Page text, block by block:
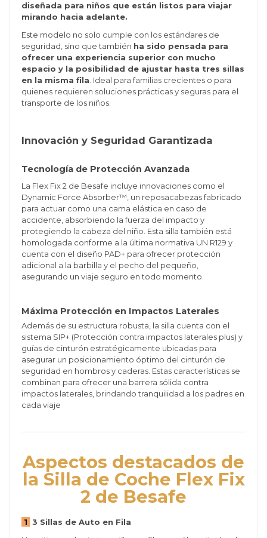
diseñada para niños que están listos para viajar
mirando hacia adelante.
Este modelo no solo cumple con los estándares de
seguridad, sino que también ha sido pensada para
ofrecer una experiencia superior con mucho
espacio y la posibilidad de ajustar hasta tres sillas
en la misma fila . Ideal para familias crecientes o para
quienes requieren soluciones prácticas y seguras para el
transporte de los niños.
Innovación y Seguridad Garantizada
Tecnología de Protección Avanzada
La Flex Fix 2 de Besafe incluye innovaciones como el
Dynamic Force Absorber™, un reposacabezas fabricado
para actuar como una cama elástica en caso de
accidente, absorbiendo la fuerza del impacto y
protegiendo la cabeza del niño. Esta silla también está
homologada conforme a la última normativa UN R129 y
cuenta con el diseño PAD+ para ofrecer protección
adicional a la barbilla y el pecho del pequeño,
asegurando un viaje seguro en todo momento.
Máxima Protección en Impactos Laterales
Además de su estructura robusta, la silla cuenta con el
sistema SIP+ (Protección contra impactos laterales plus) y
guías de cinturón estratégicamente ubicadas para
asegurar un posicionamiento óptimo del cinturón de
seguridad en hombros y caderas. Estas características se
combinan para ofrecer una barrera sólida contra
impactos laterales, brindando tranquilidad a los padres en
cada viaje
Aspectos destacados de
la Silla de Coche Flex Fix
2 de Besafe
1 3 Sillas de Auto en Fila